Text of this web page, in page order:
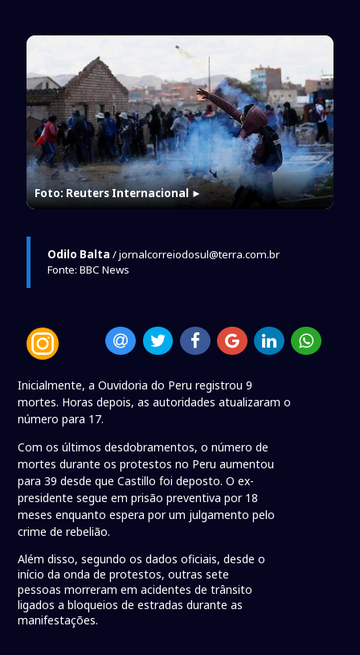
Foto: Reuters Internacional►
Odilo Balta / jornalcorreiodosul@terra.com.br
Fonte: BBC News
Inicialmente, a Ouvidoria do Peru registrou 9
mortes. Horas depois, as autoridades atualizaram o
número para 17.
Com os últimos desdobramentos, o número de
mortes durante os protestos no Peru aumentou
para 39 desde que Castillo foi deposto. O ex-
presidente segue em prisão preventiva por 18
meses enquanto espera por um julgamento pelo
crime de rebelião.
Além disso, segundo os dados oficiais, desde o
início da onda de protestos, outras sete
pessoas morreram em acidentes de trânsito
ligados a bloqueios de estradas durante as
manifestações.